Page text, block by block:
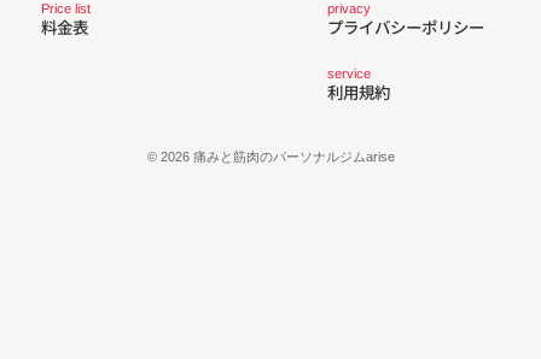
Price list
料金表
privacy
プライバシーポリシー
service
利用規約
© 2026 痛みと筋肉のパーソナルジムarise